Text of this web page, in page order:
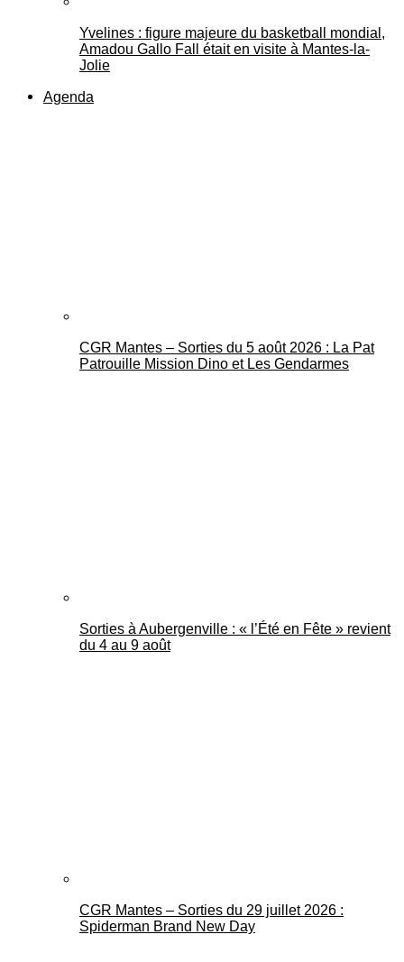
Yvelines : figure majeure du basketball mondial,
Amadou Gallo Fall était en visite à Mantes-la-
Jolie
Agenda
CGR Mantes – Sorties du 5 août 2026 : La Pat
Patrouille Mission Dino et Les Gendarmes
Sorties à Aubergenville : « l’Été en Fête » revient
du 4 au 9 août
CGR Mantes – Sorties du 29 juillet 2026 :
Spiderman Brand New Day